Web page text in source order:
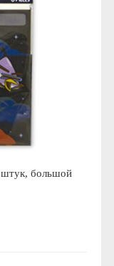
большой